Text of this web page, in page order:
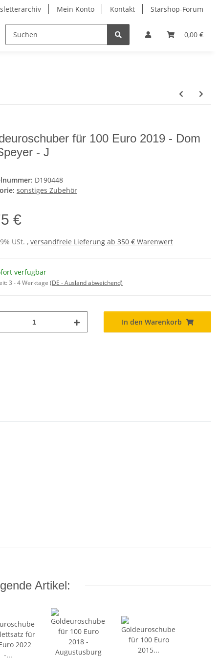
Mein Konto Kontakt Starshop-Forum
0,00 €
für 100 Euro 2019 - Dom
- J
D190448
sonstiges Zubehör
€
USt. , versandfreie Lieferung ab 350 € Warenwert
verfügbar
3 - 4 Werktage (DE - Ausland abweichend)
In den Warenkorb
Artikel: